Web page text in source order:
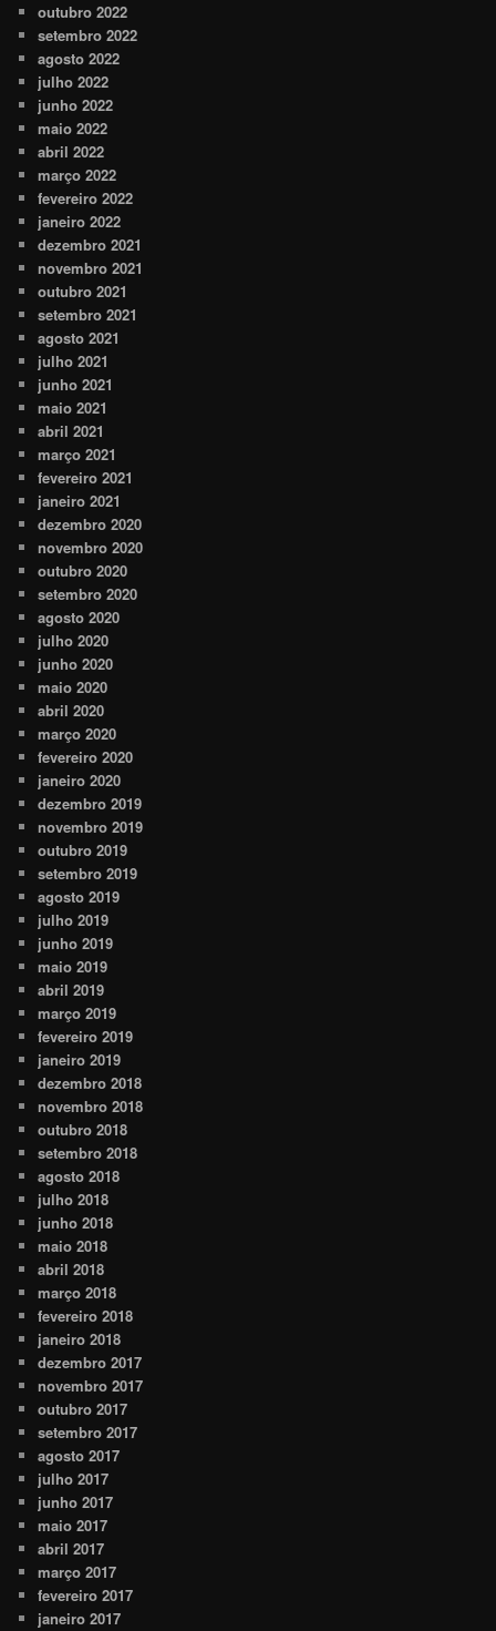
outubro 2022
setembro 2022
agosto 2022
julho 2022
junho 2022
maio 2022
abril 2022
março 2022
fevereiro 2022
janeiro 2022
dezembro 2021
novembro 2021
outubro 2021
setembro 2021
agosto 2021
julho 2021
junho 2021
maio 2021
abril 2021
março 2021
fevereiro 2021
janeiro 2021
dezembro 2020
novembro 2020
outubro 2020
setembro 2020
agosto 2020
julho 2020
junho 2020
maio 2020
abril 2020
março 2020
fevereiro 2020
janeiro 2020
dezembro 2019
novembro 2019
outubro 2019
setembro 2019
agosto 2019
julho 2019
junho 2019
maio 2019
abril 2019
março 2019
fevereiro 2019
janeiro 2019
dezembro 2018
novembro 2018
outubro 2018
setembro 2018
agosto 2018
julho 2018
junho 2018
maio 2018
abril 2018
março 2018
fevereiro 2018
janeiro 2018
dezembro 2017
novembro 2017
outubro 2017
setembro 2017
agosto 2017
julho 2017
junho 2017
maio 2017
abril 2017
março 2017
fevereiro 2017
janeiro 2017